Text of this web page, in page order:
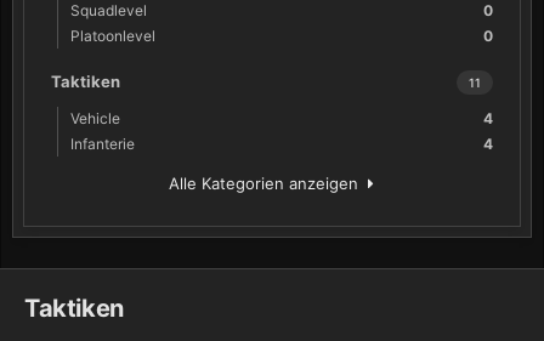
0
Squadlevel
0
Platoonlevel
11
Taktiken
4
Vehicle
4
Infanterie
Alle Kategorien anzeigen
Taktiken